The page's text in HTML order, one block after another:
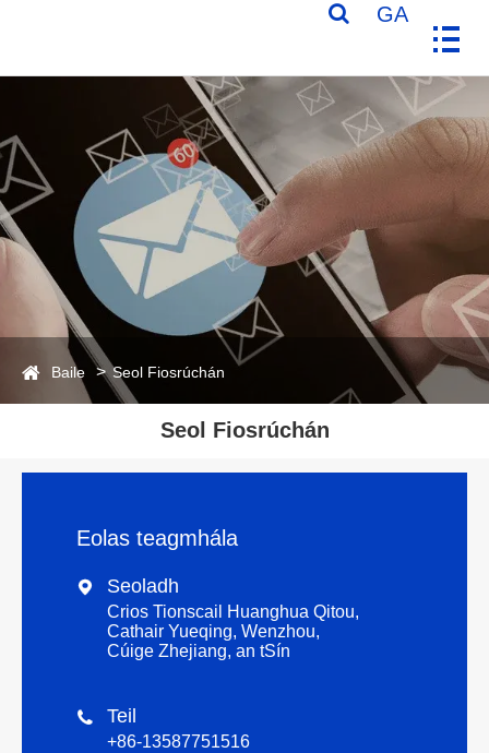
GA
Baile Seol Fiosrúchán
Seol Fiosrúchán
Eolas teagmhála
 Seoladh
Crios Tionscail Huanghua Qitou,
Cathair Yueqing, Wenzhou,
Cúige Zhejiang, an tSín
 Teil
+86-13587751516